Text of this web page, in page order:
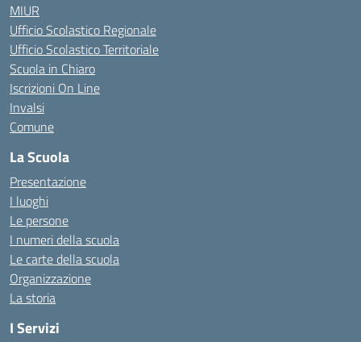
MIUR
Ufficio Scolastico Regionale
Ufficio Scolastico Territoriale
Scuola in Chiaro
Iscrizioni On Line
Invalsi
Comune
La Scuola
Presentazione
I luoghi
Le persone
I numeri della scuola
Le carte della scuola
Organizzazione
La storia
I Servizi